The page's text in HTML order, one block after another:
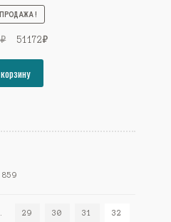
₽
Первоначальная
составляла
55436₽.
51172₽Текущая
29 30 31 32